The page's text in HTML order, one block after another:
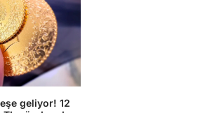
geliyor! 12